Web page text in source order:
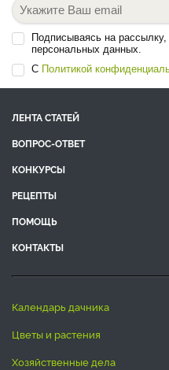
Подписываясь на
персональных данных.
С Политикой
ЛЕНТА СТАТЕЙ
ВОПРОС-ОТВЕТ
КОНКУРСЫ
РЕЦЕПТЫ
ПОМОЩЬ
КОНТАКТЫ
календарь дачника
цветы и растения
хозяйственные дела